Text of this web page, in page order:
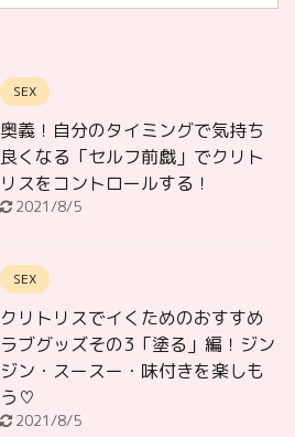
SEX
奥義！自分のタイミングで気持ち
良くなる「セルフ前戯」でクリト
リスをコントロールする！
2021/8/5
SEX
クリトリスでイくためのおすすめ
ラブグッズその3「塗る」編！ジン
ジン・スースー・味付きを楽しも
う♡
2021/8/5